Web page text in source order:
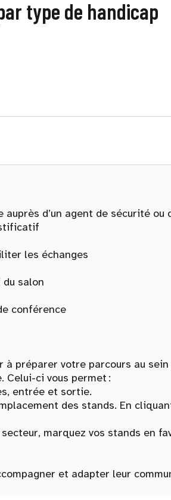
type de handicap
d’un agent de sécurité ou
les échanges
salon
conférence
préparer votre parcours au
Celui-ci vous permet :
entrée et sortie.
des stands. En
marquez vos stands en
et adapter leur